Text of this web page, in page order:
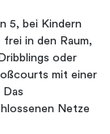
5, bei Kindern
in den Raum,
oder
mit einer
Netze